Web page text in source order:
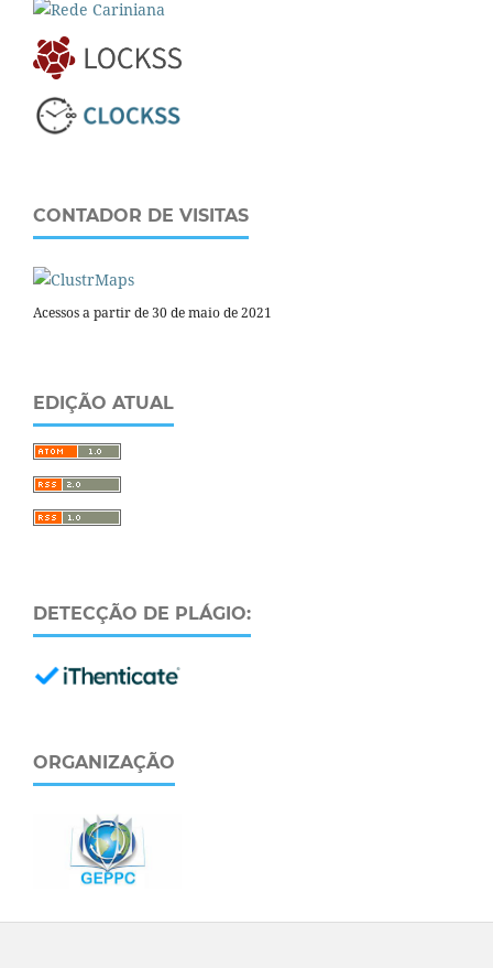
CONTADOR DE VISITAS
Acessos a partir de 30 de maio de 2021
EDIÇÃO ATUAL
DETECÇÃO DE PLÁGIO:
ORGANIZAÇÃO